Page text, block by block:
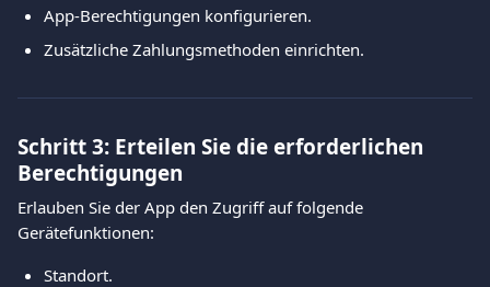
App-Berechtigungen konfigurieren.
Zusätzliche Zahlungsmethoden einrichten.
Schritt 3: Erteilen Sie die erforderlichen
Berechtigungen
Erlauben Sie der App den Zugriff auf folgende
Gerätefunktionen:
Standort.